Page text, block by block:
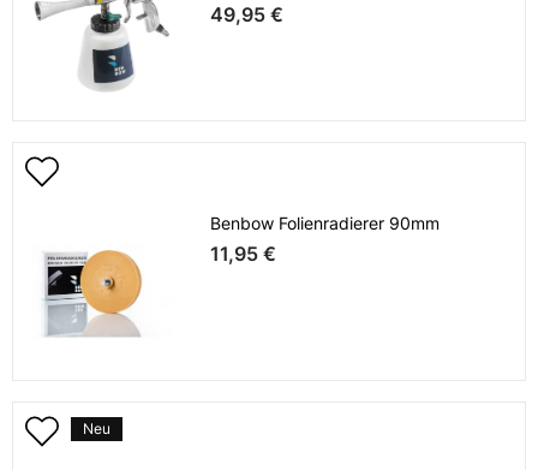
49,95 €
Benbow Folienradierer 90mm
11,95 €
Neu